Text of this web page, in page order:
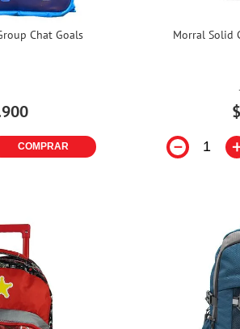
Chat Goals
900
COMPRAR
Morral Solid
$
－